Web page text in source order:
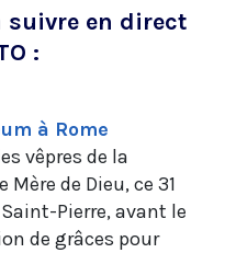
suivre en direct
:
à Rome
vêpres de la
de Dieu, ce 31
Pierre, avant le
de grâces pour